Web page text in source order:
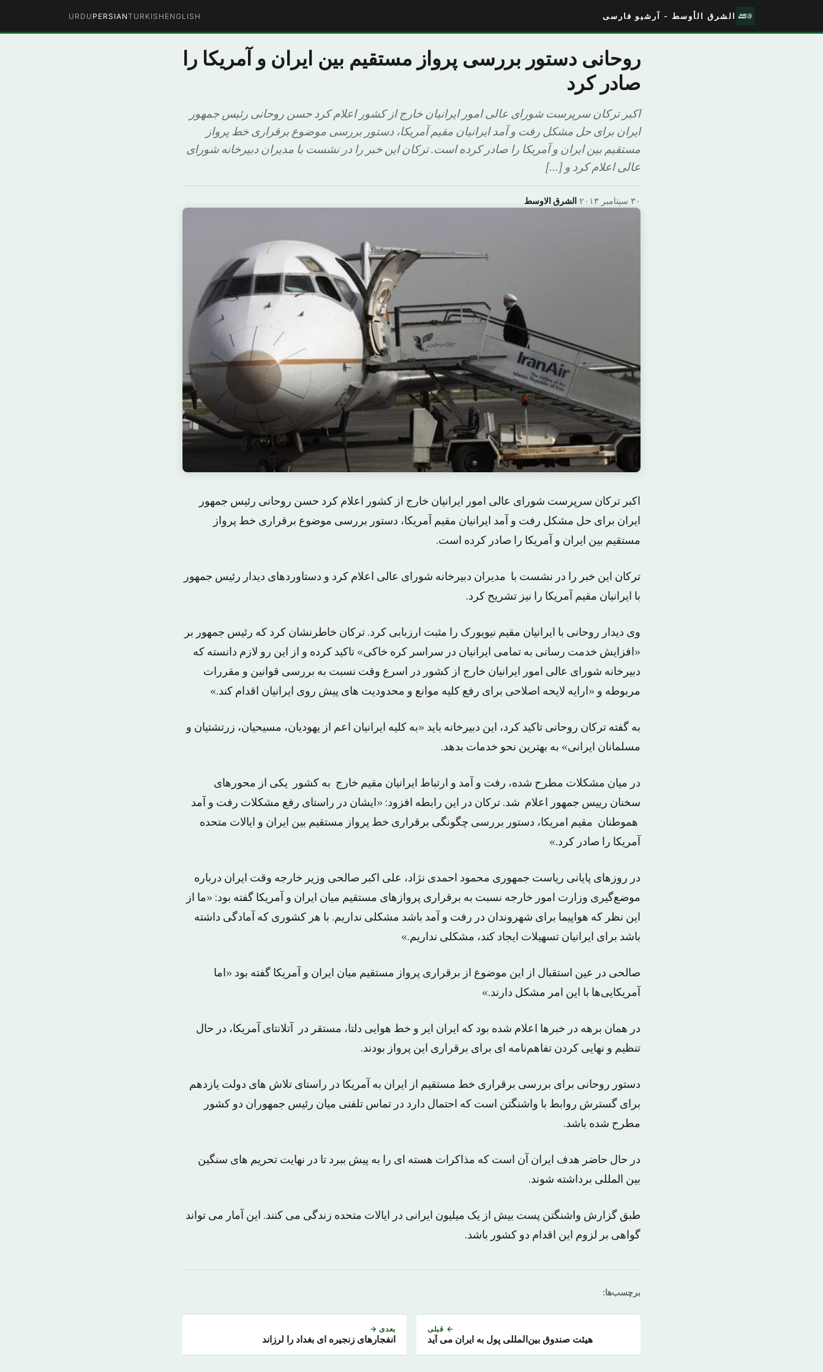
الشرق الأوسط - آرشیو فارسی ENGLISH
TURKISH
PERSIAN
URDU
روحانی دستور بررسی پرواز مستقیم بین ایران و آمریکا را
صادر کرد
اکبر ترکان سرپرست شورای عالی امور ایرانیان خارج از کشور اعلام کرد حسن روحانی رئیس جمهور
ایران برای حل مشکل رفت و آمد ایرانیان مقیم آمریکا، دستور بررسی موضوع برقراری خط پرواز
مستقیم بین ایران و آمریکا را صادر کرده است. ترکان این خبر را در نشست با مدیران دبیرخانه شورای
عالی اعلام کرد و […]
الشرق الاوسط· ۳۰ سپتامبر ۲۰۱۳
اکبر ترکان سرپرست شورای عالی امور ایرانیان خارج از کشور اعلام کرد حسن روحانی رئیس جمهور
ایران برای حل مشکل رفت و آمد ایرانیان مقیم آمریکا، دستور بررسی موضوع برقراری خط پرواز
مستقیم بین ایران و آمریکا را صادر کرده است.
ترکان این خبر را در نشست با مدیران دبیرخانه شورای عالی اعلام کرد و دستاوردهای دیدار رئیس جمهور
با ایرانیان مقیم آمریکا را نیز تشریح کرد.
وی دیدار روحانی با ایرانیان مقیم نیویورک را مثبت ارزبابی کرد. ترکان خاطرنشان کرد که رئیس جمهور بر
«افزایش خدمت رسانی به تمامی ایرانیان در سراسر کره خاکی» تاکید کرده و از این رو لازم دانسته که
دبیرخانه شورای عالی امور ایرانیان خارج از کشور در اسرع وقت نسبت به بررسی قوانین و مقررات
مربوطه و «ارایه لایحه اصلاحی برای رفع کلیه موانع و محدودیت های پیش روی ایرانیان اقدام کند.»
به گفته ترکان روحانی تاکید کرد، این دبیرخانه باید «به کلیه ایرانیان اعم از یهودیان، مسیحیان، زرتشتیان و
مسلمانان ایرانی» به بهترین نحو خدمات بدهد.
در میان مشکلات مطرح شده، رفت و آمد و ارتباط ایرانیان مقیم خارج به کشور یکی از محورهای
سخنان رییس جمهور اعلام شد. ترکان در این رابطه افزود: «ایشان در راستای رفع مشکلات رفت و آمد
هموطنان مقیم امریکا، دستور بررسی چگونگی برقراری خط پرواز مستقیم بین ایران و ایالات متحده
آمریکا را صادر کرد.»
در روزهای پایانی ریاست جمهوری محمود احمدی نژاد، علی اکبر صالحی وزیر خارجه وقت ایران درباره
موضع‌گیری وزارت امور خارجه نسبت به برقراری پروازهای مستقیم میان ایران و آمریکا گفته بود: «ما از
این نظر که هواپیما برای شهروندان در رفت و آمد باشد مشکلی نداریم. با هر کشوری که آمادگی داشته
باشد برای ایرانیان تسهیلات ایجاد کند، مشکلی نداریم.»
صالحی در عین استقبال از این موضوع از برقراری پرواز مستقیم میان ایران و آمریکا گفته بود «اما
آمریکایی‌ها با این امر مشکل دارند.»
در همان برهه در خبرها اعلام شده بود که ایران ایر و خط هوایی دلتا، مستقر در آتلانتای آمریکا، در حال
تنظیم و نهایی کردن تفاهم‌نامه ای برای برقراری این پرواز بودند.
دستور روحانی برای بررسی برقراری خط مستقیم از ایران به آمریکا در راستای تلاش های دولت یازدهم
برای گسترش روابط با واشنگتن است که احتمال دارد در تماس تلفنی میان رئیس جمهوران دو کشور
مطرح شده باشد.
در حال حاضر هدف ایران آن است که مذاکرات هسته ای را به پیش ببرد تا در نهایت تحریم های سنگین
بین المللی برداشته شوند.
طبق گزارش واشنگتن پست بیش از یک میلیون ایرانی در ایالات متحده زندگی می کنند. این آمار می تواند
گواهی بر لزوم این اقدام دو کشور باشد.
برچسب‌ها:
← قبلی
هیئت صندوق بین‌المللی پول به ایران می آید
بعدی →
انفجارهای زنجیره ای بغداد را لرزاند